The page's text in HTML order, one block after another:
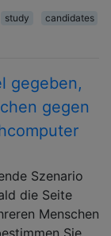
study candidates
gegeben,
gegen
Szenario
die Seite
Menschen
Sie